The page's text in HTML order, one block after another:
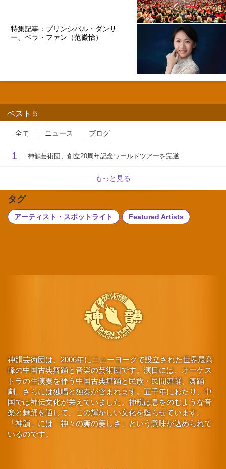
特集記事：プリンシパル・ダンサ
ー、ベラ・ファン（范徽怡）
ベスト５
全て ニュース ブログ
1 神韻芸術団、創立20周年記念ワールドツアーを完遂
もっと見る
タグ
アーティスト・スポットライト Featured Artists
神韻芸術団は、2006年にニューヨークで設立された世界最高
峰の中国古典舞踊と音楽の芸術団です。演目には、オーケス
トラの生演奏を伴う中国古典舞踊と民族・民間舞踊、舞踊
劇、さらには独唱と独奏が含まれます。五千年にわたり、中
国では神伝文化が栄えていました。神韻は息をのむような音
楽と舞踊を通して、この輝かしい文化を甦らせています。
「神韻」には「神々の舞の美しさ」という意味が込められて
いるのです。